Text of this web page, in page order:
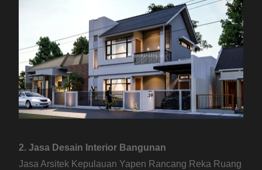
2. Jasa Desain Interior Bangunan
Jasa Arsitek Kepulauan Yapen Rancang Reka Ruang